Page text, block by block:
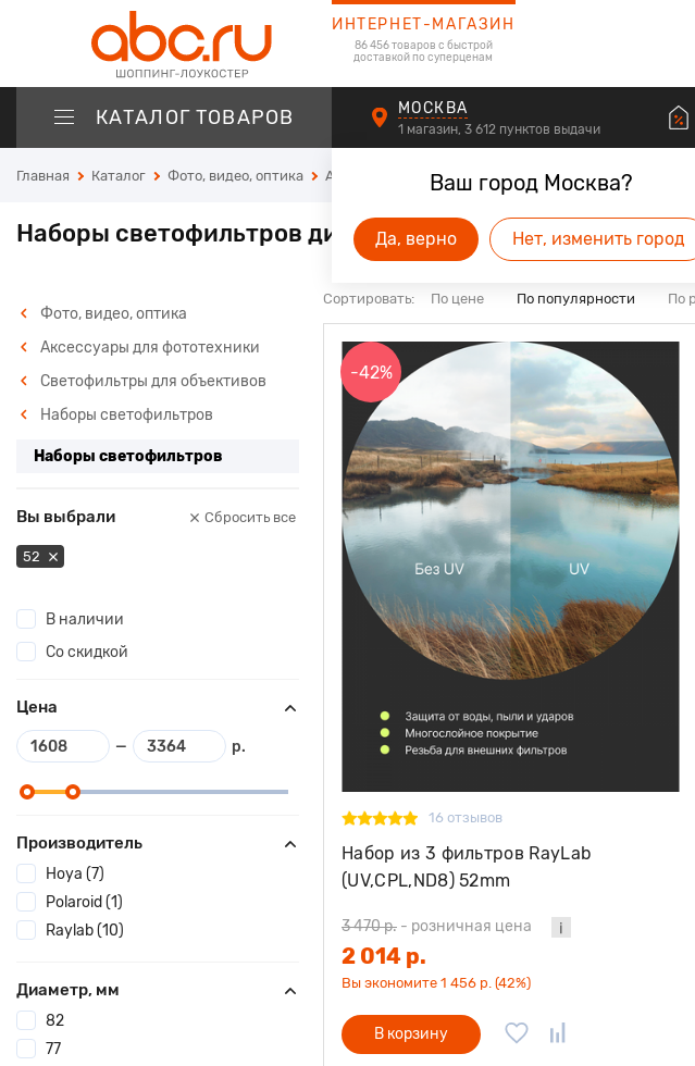
ИНТЕРНЕТ-МАГАЗИН
86 456 товаров с быстрой
доставкой по суперценам
КАТАЛОГ ТОВАРОВ
Ваш город Москва?
Да, верно Нет, изменить город
МОСКВА
1 магазин, 3 612 пунктов выдачи
Главная Каталог Фото, видео, оптика Аксессуары для фототехники Светофильтры для
Наборы светофильтров диаметром 52 мм
Фото, видео, оптика
Аксессуары для фототехники
Светофильтры для объективов
Наборы светофильтров
Наборы светофильтров
Вы выбрали Сбросить все
52
В наличии
Со скидкой
Цена
— р.
Производитель
Hoya (7)
Polaroid (1)
Raylab (10)
Диаметр, мм
82
77
Сортировать: По цене По популярности По
-42%
16 отзывов
Набор из 3 фильтров RayLab
(UV,CPL,ND8) 52mm
3 470 р. - розничная цена
2 014 р.
Вы экономите 1 456 р. (42%)
В корзину